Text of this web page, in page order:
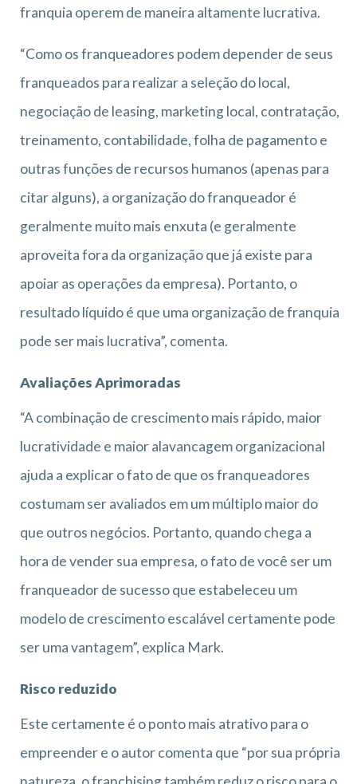
franquia operem de maneira altamente lucrativa.
“Como os franqueadores podem depender de seus
franqueados para realizar a seleção do local,
negociação de leasing, marketing local, contratação,
treinamento, contabilidade, folha de pagamento e
outras funções de recursos humanos (apenas para
citar alguns), a organização do franqueador é
geralmente muito mais enxuta (e geralmente
aproveita fora da organização que já existe para
apoiar as operações da empresa). Portanto, o
resultado líquido é que uma organização de franquia
pode ser mais lucrativa”, comenta.
Avaliações Aprimoradas
“A combinação de crescimento mais rápido, maior
lucratividade e maior alavancagem organizacional
ajuda a explicar o fato de que os franqueadores
costumam ser avaliados em um múltiplo maior do
que outros negócios. Portanto, quando chega a
hora de vender sua empresa, o fato de você ser um
franqueador de sucesso que estabeleceu um
modelo de crescimento escalável certamente pode
ser uma vantagem”, explica Mark.
Risco reduzido
Este certamente é o ponto mais atrativo para o
empreender e o autor comenta que “por sua própria